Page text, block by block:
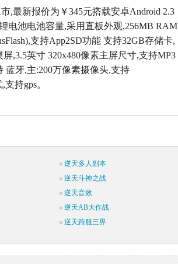
,最新报价为￥345元搭载安卓Android 2.3
电池电池容量,采用直板外观,256MB RAM
支持App2SD功能 支持32GB存储卡,
,3.5英寸 320x480像素主屏尺寸,支持MP3
蓝牙,主:200万像素摄像头,支持
持gps。
逆天多人副本
逆天斗神之战
逆天音效
逆天AB大作战
逆天跨服三界